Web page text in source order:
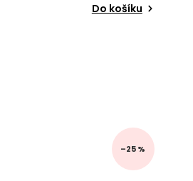
Do košíku
–25 %